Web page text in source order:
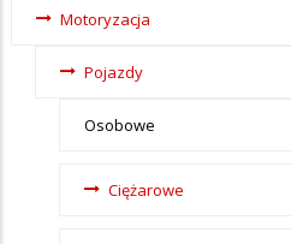
Ogłoszenia
menu-
Motoryzacja
Motoryzacja
Pojazdy
Osobowe
Ciężarowe